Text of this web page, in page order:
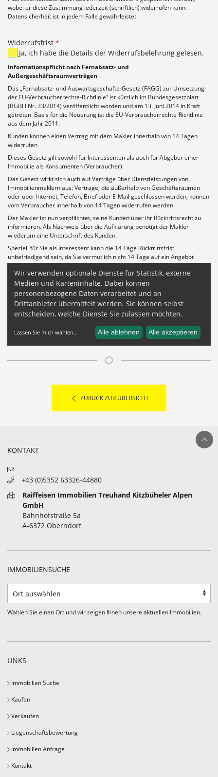
ZURÜCK ZUR ÜBERSICHT
KONTAKT
+43 (0)5352 63326-44880
Raiffeisen Immobilien Treuhand Kitzbüheler Alpen
GmbH
Bahnhofstraße 5a
A-6372 Oberndorf
IMMOBILIENSUCHE
Wählen Sie einen Ort und wir zeigen Ihnen unsere aktuellen Immobilien.
LINKS
Immobilien Suche
Kaufen
Verkaufen
Liegenschaftsbewertung
Immobilien Anfrage
Kontakt
Ganz nach